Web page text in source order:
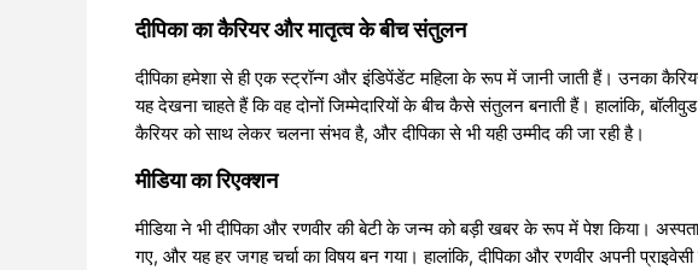
दीपिका का कैरियर और मातृत्व के बीच संतुलन
दीपिका हमेशा से ही एक स्ट्रॉन्ग और इंडिपेंडेंट महिला के रूप में जानी जाती हैं। उनका
यह देखना चाहते हैं कि वह दोनों जिम्मेदारियों के बीच कैसे संतुलन बनाती हैं। हालांकि,
कैरियर को साथ लेकर चलना संभव है, और दीपिका से भी यही उम्मीद की जा रही है।
मीडिया का रिएक्शन
मीडिया ने भी दीपिका और रणवीर की बेटी के जन्म को बड़ी खबर के रूप में पेश किया।
गए, और यह हर जगह चर्चा का विषय बन गया। हालांकि, दीपिका और रणवीर अपनी